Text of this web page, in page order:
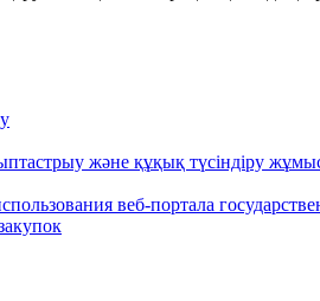
және құқық түсіндіру
веб-портала